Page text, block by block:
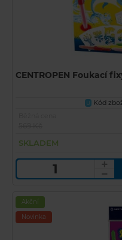
CENTROPEN Foukací
U Kód
SKLADEM
Akční
Novinka